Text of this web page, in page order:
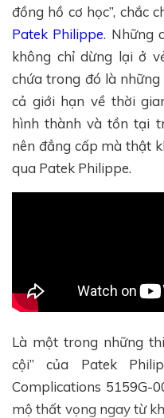
đồng hồ cơ học”, chắc
Patek Philippe. Những
không chỉ dừng lại ở
chứa trong đó là
cả giới hạn về thời
hình thành và tồn tại
nên đẳng cấp mà thật
qua Patek Philippe.
Là một trong những
cội” của Patek
Complications 5159G-
mộ thất vọng ngay từ